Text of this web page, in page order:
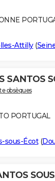
Attilly(
SANTOS
obsèques
PORTUGAL
sous-Écot(